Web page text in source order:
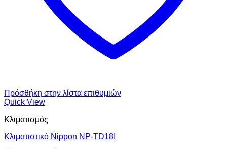
Πρόσθήκη στην λίστα επιθυμιών
Quick View
Κλιματισμός
Κλιματιστικό Nippon NP-TD18I